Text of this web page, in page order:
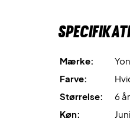
Mærke:
Farve:
Størrelse:
6
Køn: